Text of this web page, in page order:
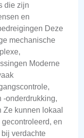
die zijn
en
Deze
mechanische
Moderne
-onderdrukking,
kunnen lokaal
en
verdachte